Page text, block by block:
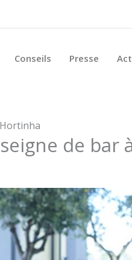
Conseils Presse
Hortinha
de bar